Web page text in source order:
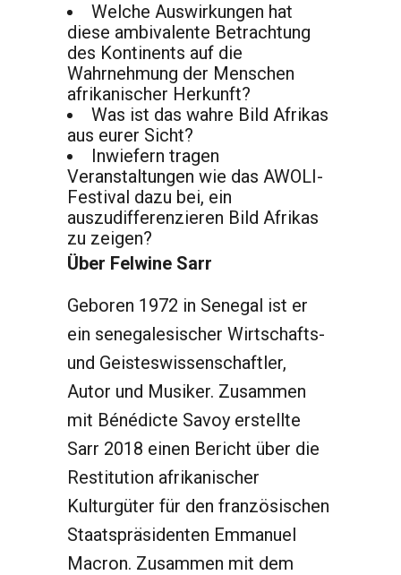
Welche Auswirkungen hat
diese ambivalente Betrachtung
des Kontinents auf die
Wahrnehmung der Menschen
afrikanischer Herkunft?
Was ist das wahre Bild Afrikas
aus eurer Sicht?
Inwiefern tragen
Veranstaltungen wie das AWOLI-
Festival dazu bei, ein
auszudifferenzieren Bild Afrikas
zu zeigen?
Über Felwine Sarr
Geboren 1972 in Senegal ist er
ein senegalesischer Wirtschafts-
und Geisteswissenschaftler,
Autor und Musiker. Zusammen
mit Bénédicte Savoy erstellte
Sarr 2018 einen Bericht über die
Restitution afrikanischer
Kulturgüter für den französischen
Staatspräsidenten Emmanuel
Macron. Zusammen mit dem